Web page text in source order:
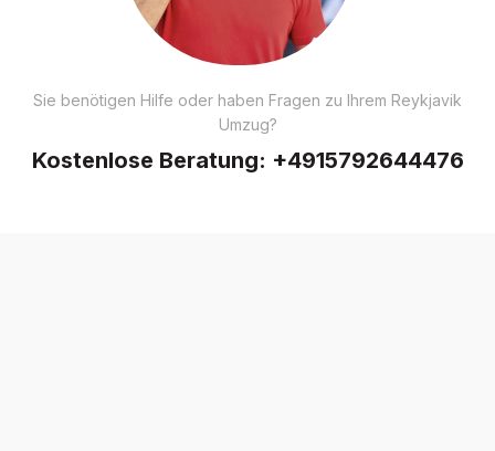
Sie benötigen Hilfe oder haben Fragen zu Ihrem Reykjavik
Umzug?
Kostenlose Beratung: +4915792644476